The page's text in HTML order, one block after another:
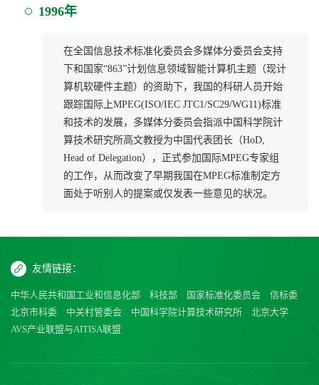
1996年
在全国信息技术标准化委员会多媒体分委员会支持
下和国家“863”计划信息领域智能计算机主题（现计
算机软硬件主题）的资助下，我国的科研人员开始
跟踪国际上MPEG(ISO/IEC JTC1/SC29/WG11)标准
和技术的发展，多媒体分委员会指派中国科学院计
算技术研究所高文教授为中国代表团长（HoD,
Head of Delegation），正式参加国际MPEG专家组
的工作，从而改变了早期我国在MPEG标准制定方
面处于听别人的提案或仅发表一些意见的状况。
友情链接：
中华人民共和国工业和信息化部 科技部 国家标准化委员会
信标委
北京市科委
中关村管委会 中国科学院计算技术研究所
北京大学
AVS产业联盟与AITISA联盟